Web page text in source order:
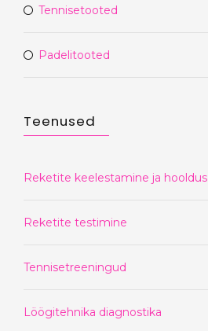
Tennisetooted
Padelitooted
Teenused
Reketite keelestamine ja hooldus
Reketite testimine
Tennisetreeningud
Löögitehnika diagnostika